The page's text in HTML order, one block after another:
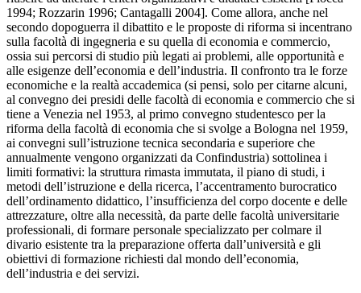
1994; Rozzarin 1996; Cantagalli 2004]. Come allora, anche nel
secondo dopoguerra il dibattito e le proposte di riforma si incentrano
sulla facoltà di ingegneria e su quella di economia e commercio,
ossia sui percorsi di studio più legati ai problemi, alle opportunità e
alle esigenze dell’economia e dell’industria. Il confronto tra le forze
economiche e la realtà accademica (si pensi, solo per citarne alcuni,
al convegno dei presidi delle facoltà di economia e commercio che si
tiene a Venezia nel 1953, al primo convegno studentesco per la
riforma della facoltà di economia che si svolge a Bologna nel 1959,
ai convegni sull’istruzione tecnica secondaria e superiore che
annualmente vengono organizzati da Confindustria) sottolinea i
limiti formativi: la struttura rimasta immutata, il piano di studi, i
metodi dell’istruzione e della ricerca, l’accentramento burocratico
dell’ordinamento didattico, l’insufficienza del corpo docente e delle
attrezzature, oltre alla necessità, da parte delle facoltà universitarie
professionali, di formare personale specializzato per colmare il
divario esistente tra la preparazione offerta dall’università e gli
obiettivi di formazione richiesti dal mondo dell’economia,
dell’industria e dei servizi.